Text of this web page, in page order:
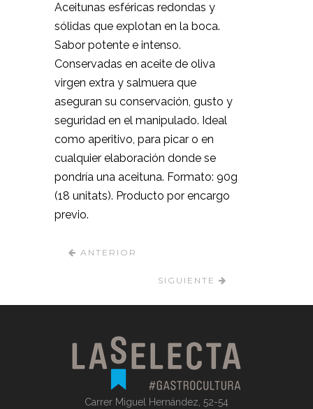
Aceitunas esféricas redondas y
sólidas que explotan en la boca.
Sabor potente e intenso.
Conservadas en aceite de oliva
virgen extra y salmuera que
aseguran su conservación, gusto y
seguridad en el manipulado. Ideal
como aperitivo, para picar o en
cualquier elaboración donde se
pondría una aceituna. Formato: 90g
(18 unitats). Producto por encargo
previo.
ANTERIOR
SIGUIENTE
Carrer Miguel Hernández, 52-54